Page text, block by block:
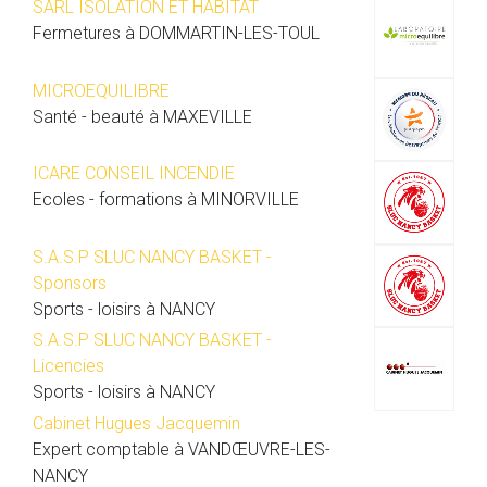
SARL ISOLATION ET HABITAT
Fermetures à DOMMARTIN-LES-TOUL
MICROEQUILIBRE
Santé - beauté à MAXEVILLE
ICARE CONSEIL INCENDIE
Ecoles - formations à MINORVILLE
S.A.S.P SLUC NANCY BASKET -
Sponsors
Sports - loisirs à NANCY
S.A.S.P SLUC NANCY BASKET -
Licencies
Sports - loisirs à NANCY
Cabinet Hugues Jacquemin
Expert comptable à VANDŒUVRE-LES-
NANCY